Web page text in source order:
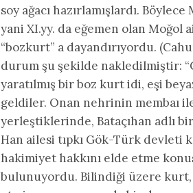
soy ağacı hazırlamışlardı.
yani XI.yy. da eğemen olan
“bozkurt” a dayandırıyordu.
durum şu şekilde nakledilmiştir:
yaratılmış bir boz kurt idi, eşi
geldiler. Onan nehrinin membaı
yerleştiklerinde, Bataçıhan adlı
Han ailesi tıpkı Gök-Türk devleti
hakimiyet hakkını elde etme
bulunuyordu. Bilindiği üzere